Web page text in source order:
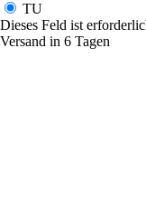
TU
Dieses Feld ist
Versand in 6 Tagen